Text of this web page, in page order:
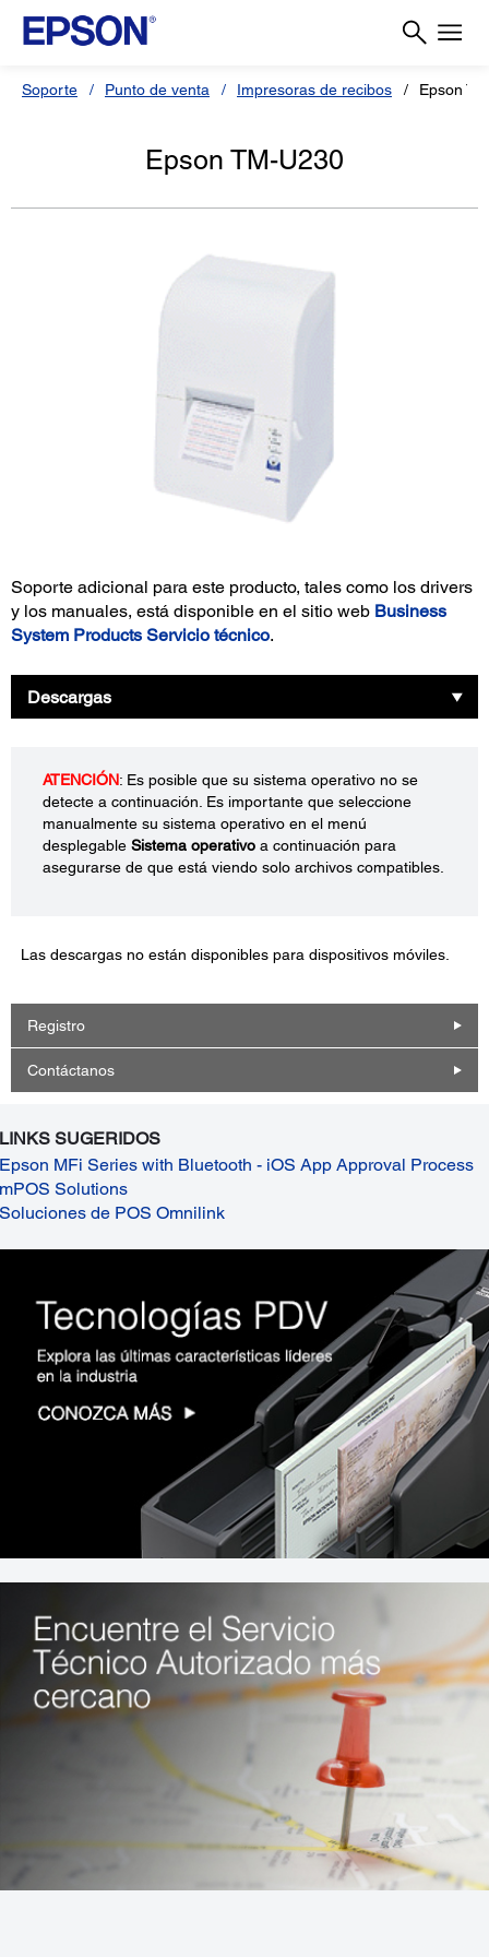
Soporte Punto de venta Impresoras de recibos Epson
Epson TM-U230
Soporte adicional para este producto, tales como los drivers
y los manuales, está disponible en el sitio web Business
System Products Servicio técnico.
Descargas
ATENCIÓN: Es posible que su sistema operativo no se
detecte a continuación. Es importante que seleccione
manualmente su sistema operativo en el menú
desplegable Sistema operativo a continuación para
asegurarse de que está viendo solo archivos compatibles.
Las descargas no están disponibles para dispositivos móviles.
Registro
Contáctanos
LINKS SUGERIDOS
Epson MFi Series with Bluetooth - iOS App Approval Process
mPOS Solutions
Soluciones de POS Omnilink